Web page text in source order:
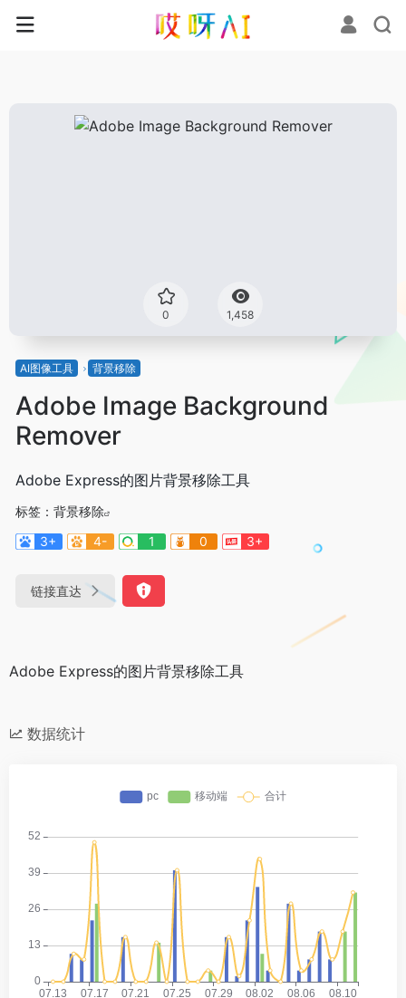
0 1,458
AI图像工具 背景移除
Adobe Image Background
Remover
Adobe Express的图片背景移除工具
标签： 背景移除
3+
4- 1 0 3+
链接直达
Adobe Express的图片背景移除工具
数据统计